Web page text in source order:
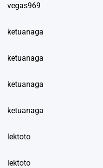
vegas969
ketuanaga
ketuanaga
ketuanaga
ketuanaga
lektoto
lektoto